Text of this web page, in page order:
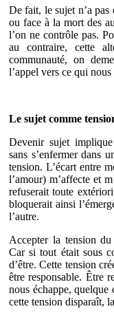
De fait, le sujet n’a
ou face à la mort des
l’on ne contrôle pas.
au contraire, cette
communauté, on
l’appel vers ce qui nous
Le sujet comme
Devenir sujet
sans s’enfermer dans
tension. L’écart entre
l’amour) m’affecte et
refuserait toute
bloquerait ainsi
l’autre.
Accepter la tension du
Car si tout était sous
d’être. Cette tension
être responsable. Être
nous échappe, quelque
cette tension disparaît,